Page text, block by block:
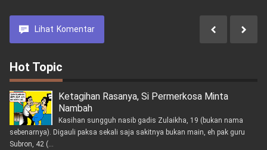
Lihat Komentar
Hot Topic
Ketagihan Rasanya, Si Permerkosa Minta
Nambah
Kasihan sungguh nasib gadis Zulaikha, 19 (bukan nama
sebenarnya). Digauli paksa sekali saja sakitnya bukan main, eh pak guru
Subron, 42 (...